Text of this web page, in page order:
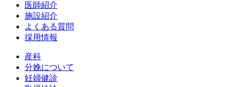
医師紹介
施設紹介
よくある質問
採用情報
産科
分娩について
妊婦健診